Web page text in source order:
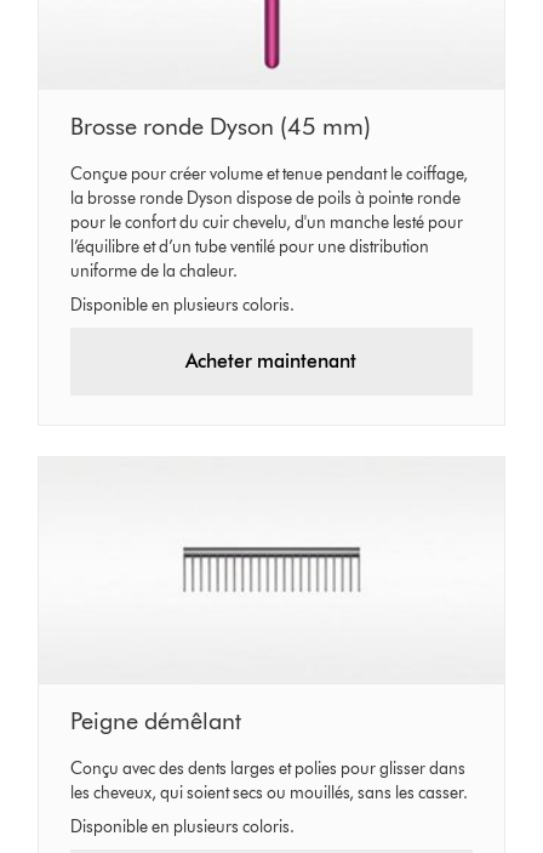
Brosse ronde Dyson (45 mm)
Conçue pour créer volume et tenue pendant le coiffage,
la brosse ronde Dyson dispose de poils à pointe ronde
pour le confort du cuir chevelu, d'un manche lesté pour
l’équilibre et d’un tube ventilé pour une distribution
uniforme de la chaleur.
Disponible en plusieurs coloris.
Acheter maintenant
Peigne démêlant
Conçu avec des dents larges et polies pour glisser dans
les cheveux, qui soient secs ou mouillés, sans les casser.
Disponible en plusieurs coloris.